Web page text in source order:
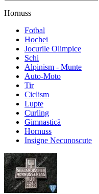
Hornuss
Fotbal
Hochei
Jocurile Olimpice
Schi
Alpinism - Munte
Auto-Moto
Tir
Ciclism
Lupte
Curling
Gimnastică
Hornuss
Insigne Necunoscute